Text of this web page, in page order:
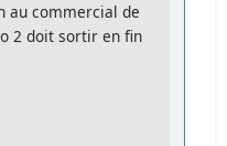
au commercial de
2 doit sortir en fin